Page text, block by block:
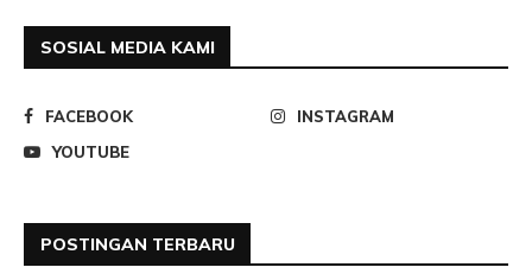
SOSIAL MEDIA KAMI
FACEBOOK
INSTAGRAM
YOUTUBE
POSTINGAN TERBARU